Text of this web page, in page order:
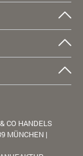
CO HANDELS
MÜNCHEN |